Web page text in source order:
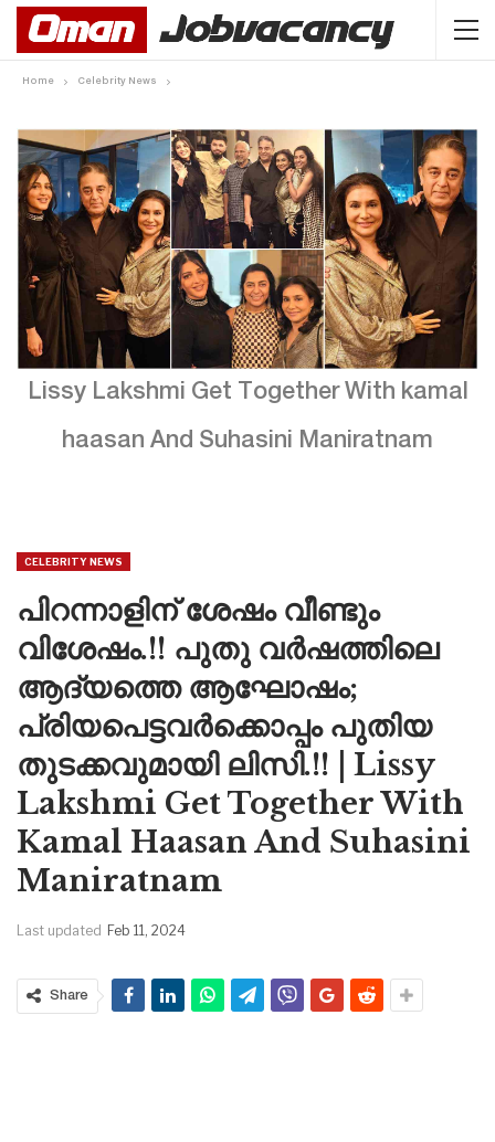
Home Celebrity News
Lissy Lakshmi Get Together With kamal
haasan And Suhasini Maniratnam
CELEBRITY NEWS
പിറന്നാളിന് ശേഷം വീണ്ടും
വിശേഷം.!! പുതു വർഷത്തിലെ
ആദ്യത്തെ ആഘോഷം;
പ്രിയപെട്ടവർക്കൊപ്പം പുതിയ
തുടക്കവുമായി ലിസി.!! | Lissy
Lakshmi Get Together With
Kamal Haasan And Suhasini
Maniratnam
Last updated Feb 11, 2024
Share